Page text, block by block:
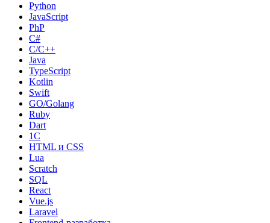
Python
JavaScript
PhP
C#
С/C++
Java
TypeScript
Kotlin
Swift
GO/Golang
Ruby
Dart
1С
HTML и CSS
Lua
Scratch
SQL
React
Vue.js
Laravel